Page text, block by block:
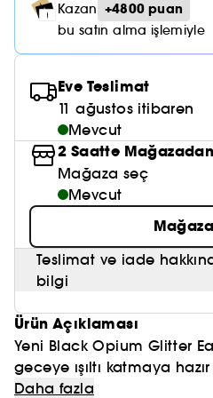
Maske
Cilt & Makyaj Temizleyiciler
Cilt Bakım Setleri
Saç Bakım Setleri
Okyanus Esansı
Nemlendirici Bakım
Kızarıklık için Bakım
Sıkılaştırıcı ve Lifting Etkili Bakım
Cilt Tonu Eşitsizliği için Bakım
Gözenek Karşıtı
Işıltı Veren Bakım
Karma ve Yağlı Saçlar
Kuru Saç Bakımı
CHAMPO
GHD
LE MONDE GOURMAND
SOL DE JANEIRO
ERBORIAN
OLAPLEX
KÉRASTASE
GISOU
KAYALI
ARMANI
SUPERGOOP!
AMIKA
KAYALI
LE MONDE GOURMAND
Kazan +4800 puan
bu satın alma işlemiyle
Eve Teslimat
11 ağustos itibaren
Mevcut
2 Saatte
Mağaza seç
Mevcut
Teslimat ve iade
bilgi
Ürün Açıklaması
Yeni Black Opium Glitter
geceye ışıltı katmaya
koku, bağımlılık yaratan
Daha fazla